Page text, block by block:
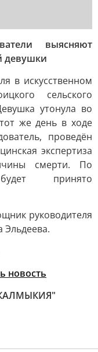
выясняют
девушки
в искусственном
сельского
утонула во
же день в ходе
проведён
экспертиза
смерти. По
принято
руководителя
новость